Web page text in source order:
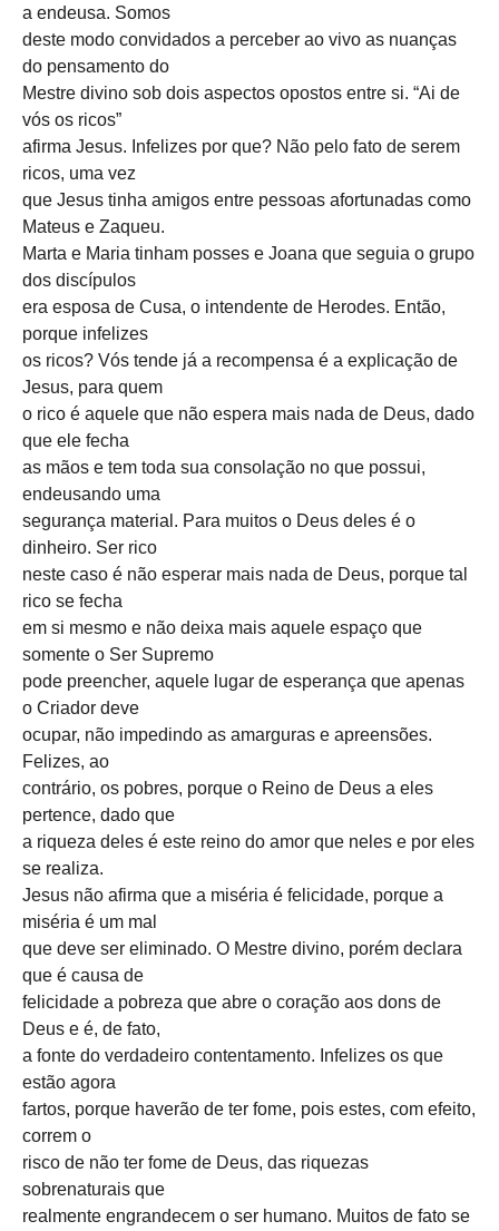
a endeusa. Somos
deste modo convidados a perceber ao vivo as nuanças
do pensamento do
Mestre divino sob dois aspectos opostos entre si. “Ai de
vós os ricos”
afirma Jesus. Infelizes por que? Não pelo fato de serem
ricos, uma vez
que Jesus tinha amigos entre pessoas afortunadas como
Mateus e Zaqueu.
Marta e Maria tinham posses e Joana que seguia o grupo
dos discípulos
era esposa de Cusa, o intendente de Herodes. Então,
porque infelizes
os ricos? Vós tende já a recompensa é a explicação de
Jesus, para quem
o rico é aquele que não espera mais nada de Deus, dado
que ele fecha
as mãos e tem toda sua consolação no que possui,
endeusando uma
segurança material. Para muitos o Deus deles é o
dinheiro. Ser rico
neste caso é não esperar mais nada de Deus, porque tal
rico se fecha
em si mesmo e não deixa mais aquele espaço que
somente o Ser Supremo
pode preencher, aquele lugar de esperança que apenas
o Criador deve
ocupar, não impedindo as amarguras e apreensões.
Felizes, ao
contrário, os pobres, porque o Reino de Deus a eles
pertence, dado que
a riqueza deles é este reino do amor que neles e por eles
se realiza.
Jesus não afirma que a miséria é felicidade, porque a
miséria é um mal
que deve ser eliminado. O Mestre divino, porém declara
que é causa de
felicidade a pobreza que abre o coração aos dons de
Deus e é, de fato,
a fonte do verdadeiro contentamento. Infelizes os que
estão agora
fartos, porque haverão de ter fome, pois estes, com efeito,
correm o
risco de não ter fome de Deus, das riquezas
sobrenaturais que
realmente engrandecem o ser humano. Muitos de fato se